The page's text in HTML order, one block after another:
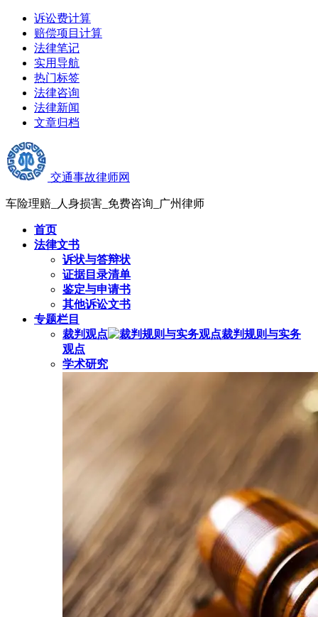
诉讼费计算
赔偿项目计算
法律笔记
实用导航
热门标签
法律咨询
法律新闻
文章归档
交通事故律师网
车险理赔_人身损害_免费咨询_广州律师
首页
法律文书
诉状与答辩状
证据目录清单
鉴定与申请书
其他诉讼文书
专题栏目
裁判观点
裁判规则与实务
观点
学术研究